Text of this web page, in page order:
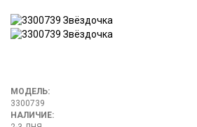
МОДЕЛЬ:
3300739
НАЛИЧИЕ: